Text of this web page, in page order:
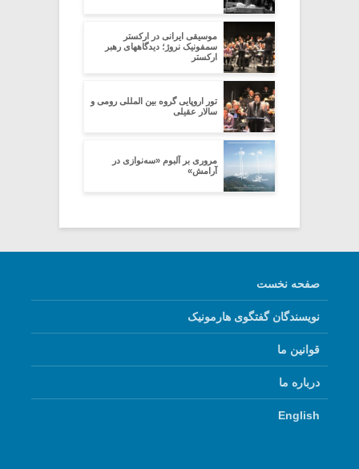
موسیقی ایرانی در ارکستر
سمفونیک نروژ؛ دیدگاههای رهبر
ارکستر
تور اروپایی گروه بین المللی رومی و
سالار عقیلی
مروری بر آلبوم «سه‌نوازی در
آرامش»
صفحه نخست
نویسندگان گفتگوی هارمونیک
قوانین ما
درباره ما
English